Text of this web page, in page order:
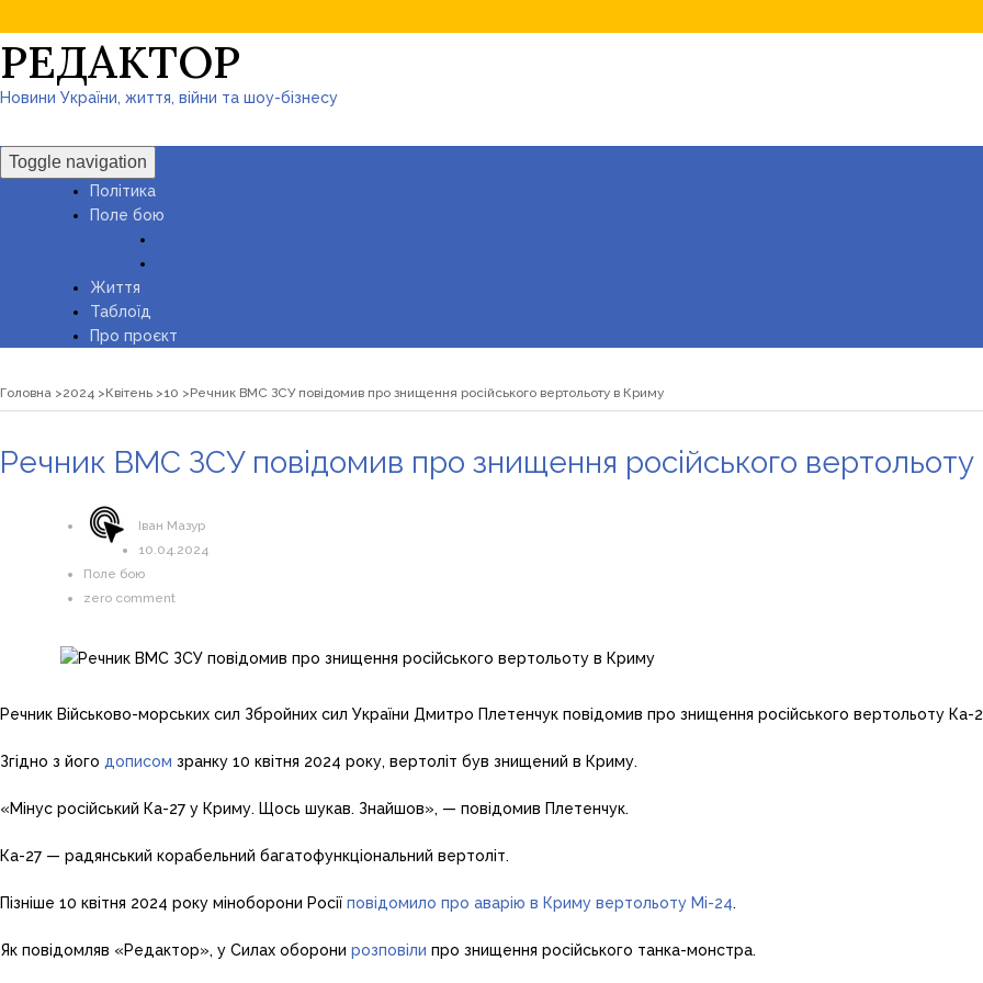
РЕДАКТОР
Новини України, життя, війни та шоу-бізнесу
Toggle navigation
Політика
Поле бою
Життя
Таблоїд
Про проєкт
Головна 2024 Квітень 10 Речник ВМС ЗСУ повідомив про знищення російського вертольоту в Криму
Речник ВМС ЗСУ повідомив про знищення російського
Іван Мазур
10.04.2024
Поле бою
zero comment
Речник Військово-морських сил Збройних сил України Дмитро Плетенчук повідомив про знищення російського вертольоту Ка-
Згідно з його дописом зранку 10 квітня 2024 року, вертоліт був знищений в Криму.
«Мінус російський Ка-27 у Криму. Щось шукав. Знайшов», — повідомив Плетенчук.
Ка-27 — радянський корабельний багатофункціональний вертоліт.
Пізніше 10 квітня 2024 року міноборони Росії повідомило про аварію в Криму вертольоту Мі-24.
Як повідомляв «Редактор», у Силах оборони розповіли про знищення російського танка-монстра.